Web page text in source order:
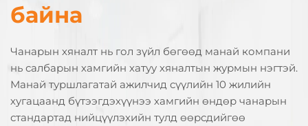
байна
Чанарын хяналт нь гол зүйл бөгөөд манай компани
нь салбарын хамгийн хатуу хяналтын журмын нэгтэй.
Манай туршлагатай ажилчид сүүлийн 10 жилийн
хугацаанд бүтээгдэхүүнээ хамгийн өндөр чанарын
стандартад нийцүүлэхийн тулд өөрсдийгөө